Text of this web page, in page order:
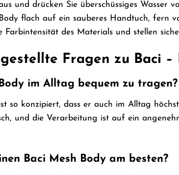
und drücken Sie überschüssiges Wasser
flach auf ein sauberes Handtuch, fern
Farbintensität des Materials und stellen
Fragen zu Baci –
im Alltag bequem zu tragen?
so konzipiert, dass er auch im Alltag
und die Verarbeitung ist auf ein
Baci Mesh Body am besten?